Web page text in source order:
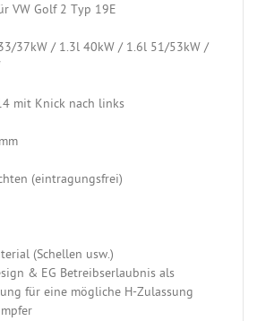
VW Golf 2 Typ 19E
37kW / 1.3l 40kW / 1.6l 51/53kW /
mit Knick nach links
(eintragungsfrei)
(Schellen usw.)
& EG Betreibserlaubnis als
für eine mögliche H-Zulassung